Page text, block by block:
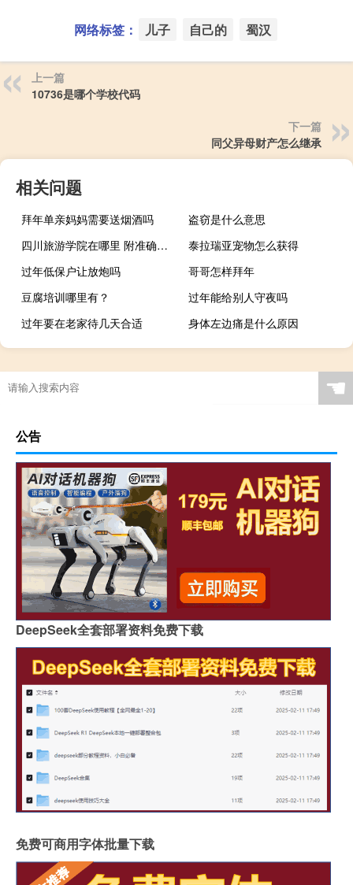
网络标签： 儿子 自己的 蜀汉
上一篇
10736是哪个学校代码
下一篇
同父异母财产怎么继承
相关问题
拜年单亲妈妈需要送烟酒吗
盗窃是什么意思
四川旅游学院在哪里 附准确地址
泰拉瑞亚宠物怎么获得
过年低保户让放炮吗
哥哥怎样拜年
豆腐培训哪里有？
过年能给别人守夜吗
过年要在老家待几天合适
身体左边痛是什么原因
☚
公告
DeepSeek全套部署资料免费下载
免费可商用字体批量下载